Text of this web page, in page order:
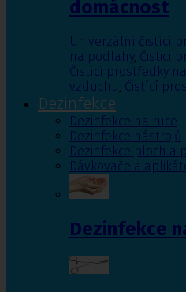
domácnost
Univerzální čistící
na podlahy, Čisticí
Čistící prostředky
vzduchu, Čistící
Dezinfekce
Dezinfekce na ruce
Dezinfekce nástrojů
Dezinfekce ploch a
Dávkovače a
Dezinfekce